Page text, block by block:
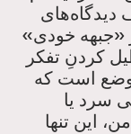
«جبهه خودی»
کردنِ تفکر
است که
سرد یا
این تنها